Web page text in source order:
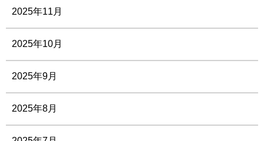
2025年11月
2025年10月
2025年9月
2025年8月